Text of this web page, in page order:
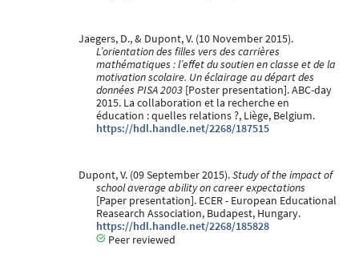
Jaegers, D., & Dupont, V. (10 November 2015).
L’orientation des filles vers des carrières
mathématiques : l’effet du soutien en classe et de la
motivation scolaire. Un éclairage au départ des
données PISA 2003 [Poster presentation]. ABC-day
2015. La collaboration et la recherche en
éducation : quelles relations ?, Liège, Belgium.
https://hdl.handle.net/2268/187515
Dupont, V. (09 September 2015).Study of the impact of
school average ability on career expectations
[Paper presentation]. ECER - European Educational
Reasearch Association, Budapest, Hungary.
https://hdl.handle.net/2268/185828
Peer reviewed